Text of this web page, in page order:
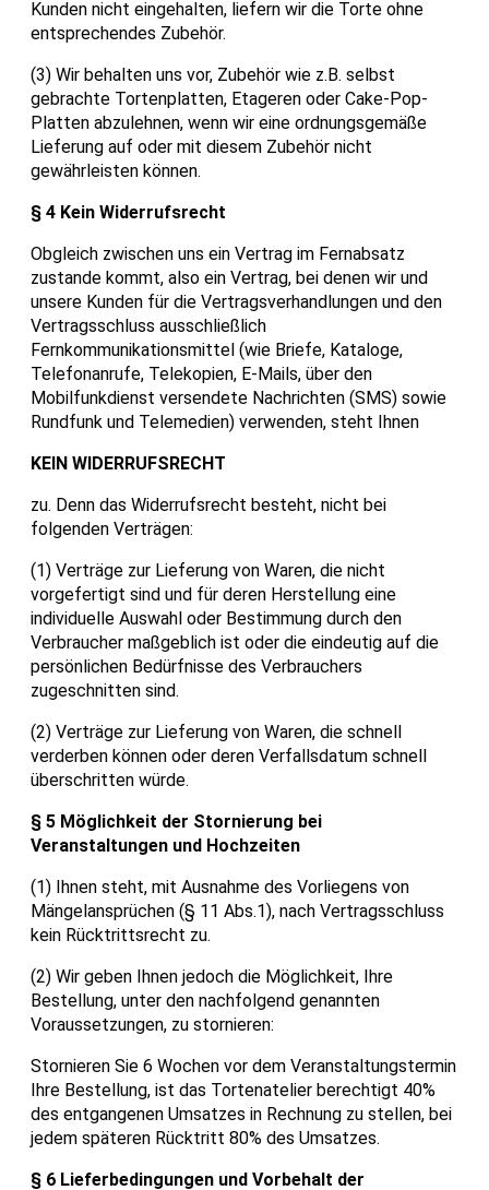
Kunden nicht eingehalten, liefern wir die Torte ohne
entsprechendes Zubehör.
(3) Wir behalten uns vor, Zubehör wie z.B. selbst
gebrachte Tortenplatten, Etageren oder Cake-Pop-
Platten abzulehnen, wenn wir eine ordnungsgemäße
Lieferung auf oder mit diesem Zubehör nicht
gewährleisten können.
§ 4 Kein Widerrufsrecht
Obgleich zwischen uns ein Vertrag im Fernabsatz
zustande kommt, also ein Vertrag, bei denen wir und
unsere Kunden für die Vertragsverhandlungen und den
Vertragsschluss ausschließlich
Fernkommunikationsmittel (wie Briefe, Kataloge,
Telefonanrufe, Telekopien, E-Mails, über den
Mobilfunkdienst versendete Nachrichten (SMS) sowie
Rundfunk und Telemedien) verwenden, steht Ihnen
KEIN WIDERRUFSRECHT
zu. Denn das Widerrufsrecht besteht, nicht bei
folgenden Verträgen:
(1) Verträge zur Lieferung von Waren, die nicht
vorgefertigt sind und für deren Herstellung eine
individuelle Auswahl oder Bestimmung durch den
Verbraucher maßgeblich ist oder die eindeutig auf die
persönlichen Bedürfnisse des Verbrauchers
zugeschnitten sind.
(2) Verträge zur Lieferung von Waren, die schnell
verderben können oder deren Verfallsdatum schnell
überschritten würde.
§ 5 Möglichkeit der Stornierung bei
Veranstaltungen und Hochzeiten
(1) Ihnen steht, mit Ausnahme des Vorliegens von
Mängelansprüchen (§ 11 Abs.1), nach Vertragsschluss
kein Rücktrittsrecht zu.
(2) Wir geben Ihnen jedoch die Möglichkeit, Ihre
Bestellung, unter den nachfolgend genannten
Voraussetzungen, zu stornieren:
Stornieren Sie 6 Wochen vor dem Veranstaltungstermin
Ihre Bestellung, ist das Tortenatelier berechtigt 40%
des entgangenen Umsatzes in Rechnung zu stellen, bei
jedem späteren Rücktritt 80% des Umsatzes.
§ 6 Lieferbedingungen und Vorbehalt der